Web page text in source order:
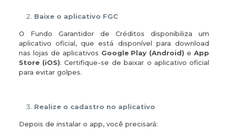
Baixe o aplicativo FGC
O Fundo Garantidor de Créditos disponibiliza um
aplicativo oficial, que está disponível para download
nas lojas de aplicativos Google Play (Android) eApp
Store (iOS). Certifique-se de baixar o aplicativo oficial
para evitar golpes.
Realize o cadastro no aplicativo
Depois de instalar o app, você precisará: